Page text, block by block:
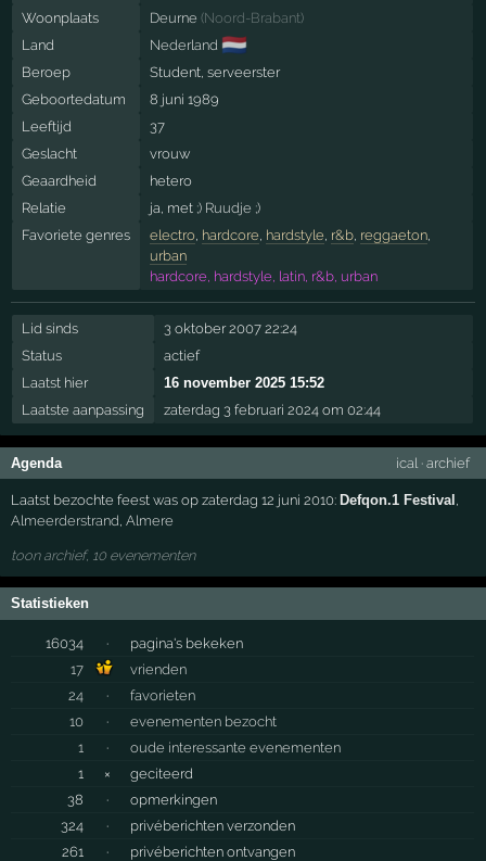
Woonplaats
Deurne (Noord-Brabant)
Land
Nederland 🇳🇱
Beroep
Student, serveerster
Geboortedatum
8 juni 1989
Leeftijd
37
Geslacht
vrouw
Geaardheid
hetero
Relatie
ja, met ;) Ruudje ;)
Favoriete genres
electro, hardcore hardstyle r&b, reggaeton,
urban
hardcore, hardstyle, latin, r&b, urban
Lid sinds
3 oktober 2007 22:24
Status
actief
Laatst hier
16 november 2025 15:52
Laatste aanpassing
zaterdag 3 februari 2024 om 02:44
Agenda ical · archief
Laatst bezochte feest was op zaterdag 12 juni 2010: Defqon.1 Festival ,
Almeerderstrand,Almere
toon archief, 10 evenementen
Statistieken
16034 ·
pagina's bekeken
17
vrienden
24
·
favorieten
10
·
evenementen bezocht
1
·
oude interessante evenementen
1
×
geciteerd
38
·
opmerkingen
324
·
privéberichten verzonden
261
· privéberichten ontvangen